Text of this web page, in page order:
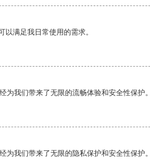
以满足我日常使用的需求。
为我们带来了无限的流畅体验和安全性保护
为我们带来了无限的隐私保护和安全性保护